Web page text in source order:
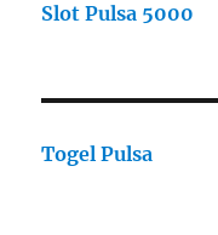
Slot Pulsa 5000
Togel Pulsa